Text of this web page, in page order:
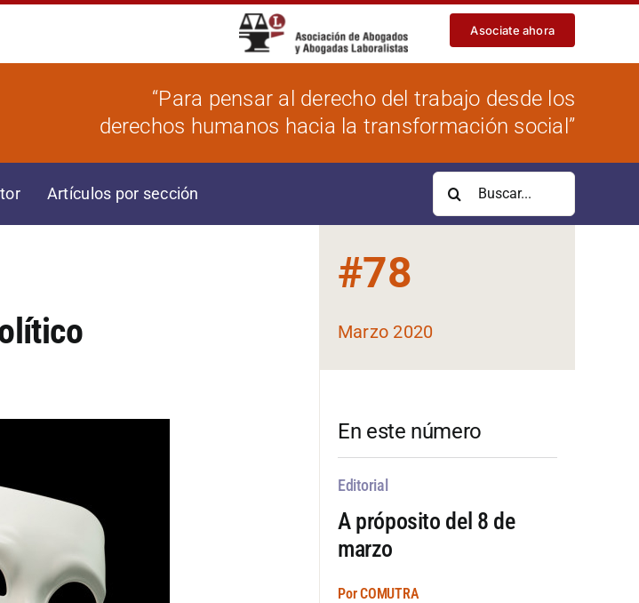
Asociate ahora
“Para pensar al derecho del trabajo desde los
derechos humanos hacia la transformación social”
Artículos por sección
Buscar:
#78
Marzo 2020
En este número
Editorial
A próposito del 8 de
marzo
Por COMUTRA